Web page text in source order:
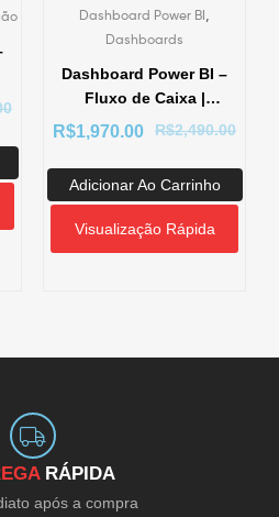
Dashboard Power BI
Dashboards
Dashboard Power BI –
Fluxo de Caixa |
Implantação,
Suporte
R$2,490.00
R$1,970.00
Adicionar Ao Carrinho
Visualização Rápida
RÁPIDA
após a compra